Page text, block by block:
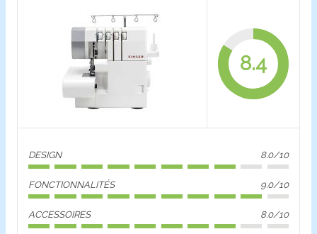
8.4
DESIGN 8.0/10
FONCTIONNALITÉS 9.0/10
ACCESSOIRES 8.0/10